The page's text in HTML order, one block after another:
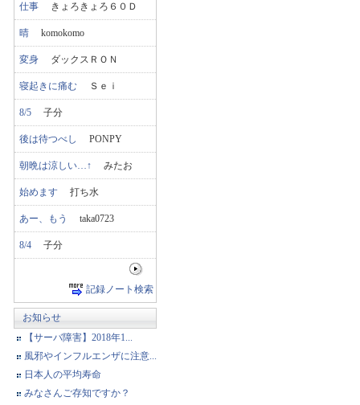
仕事 きょろきょろ６０Ｄ
晴 komokomo
変身 ダックスＲＯＮ
寝起きに痛む Ｓｅｉ
8/5 子分
後は待つべし PONPY
朝晩は涼しい…↑ みたお
始めます 打ち水
あー、もう taka0723
8/4 子分
記録ノート検索
お知らせ
【サーバ障害】2018年1...
風邪やインフルエンザに注意...
日本人の平均寿命
みなさんご存知ですか？